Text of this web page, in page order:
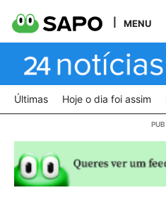
MENU
Últimas Hoje o dia foi assim